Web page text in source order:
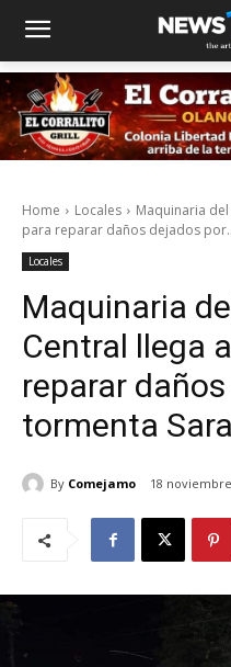
Home Locales
Maquinaria
para reparar daños dejados
Locales
Maquinaria
Central llega
reparar
tormenta Sara
By Comejamo 18